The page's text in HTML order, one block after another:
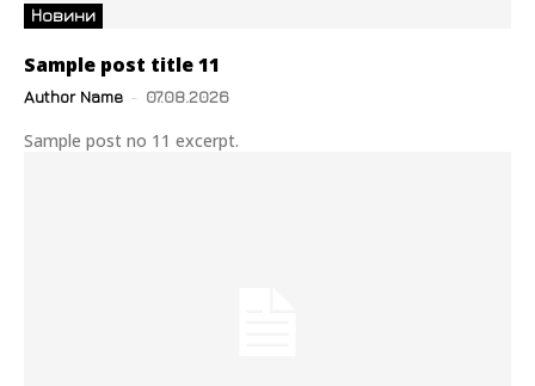
Новини
Sample post title 11
Author Name - 07.08.2026
Sample post no 11 excerpt.